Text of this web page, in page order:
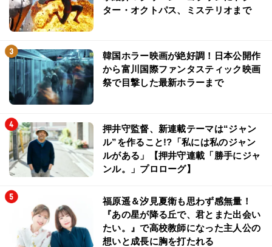
ター・オクトパス、ミステリオまで
韓国ホラー映画が絶好調！日本公開作
から富川国際ファンタスティック映画
祭で目撃した最新ホラーまで
押井守監督、新連載テーマは“ジャン
ル”を作ること!?「私には私のジャン
ルがある」【押井守連載「勝手にジャ
ンル。」プロローグ】
福原遥＆汐見夏衛も思わず感無量！
『あの星が降る丘で、君とまた出会い
たい。』で高校教師になった主人公の
想いと成長に胸を打たれる